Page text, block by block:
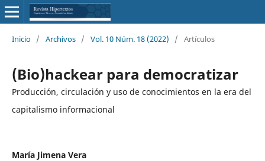
Inicio / Archivos / Vol. 10 Núm. 18 (2022) / Artículos
(Bio)hackear para democratizar
Producción, circulación y uso de conocimientos en la era del
capitalismo informacional
María Jimena Vera